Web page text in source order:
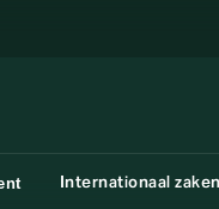
Internationaal